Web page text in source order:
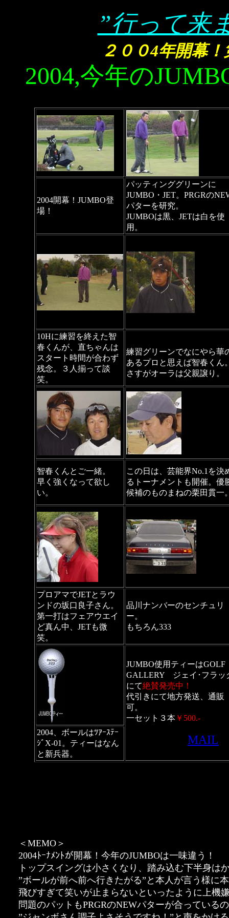
”行って来
２００4年開幕！
2004,今年の
2004開幕！JUMBO登
場！
パッティンググリーンに
JUMBO・JET。PRGRの
パターを研究。
JUMBOは黒、JETは白を使
用。
10Hに練習を終えた智
春くんが、直ちゃんは
スタート時間が合わず
残念。３人揃って談
笑。
練習グリーンでなにやら華
あるプロと思えば智春くん
さすがオーラは父親譲り。
智春くんとご一緒。
早く強くなって欲し
い。
この日は、芸能界No.1を決
るトーナメントも開催。優
候補のものまねの栗田貫一
プロアマでJETとラウ
ンドの坂口良子さん。
第一打はフェアウエイ
ど真ん中、JETも微
笑。
品川ナンバーのセンチュリ
ー。
もちろん333
JUMBO使用ティーはGOLF
GALLERY ジェイ･フラッ
にて絶賛発売中！
代引きにて地方発送、通販
可。
一セット３本 ￥500.-
MAIL
2004、ボールはﾂｱｰｽﾃｰ
ｼﾞX-01。ティーはなん
と新兵器。
＜MEMO＞
2004ﾄｰﾅﾒﾝﾄが開幕！今年のJUMBOは一味違う！
トップスイングは小さくなり、踏み込む下半身は
”ボールが前へ前へ行きたがる”と本人が言う様に
飛びすぎて笑いが止まらないといったように上機
問題のパットもPRGRのNEWパターが合っている